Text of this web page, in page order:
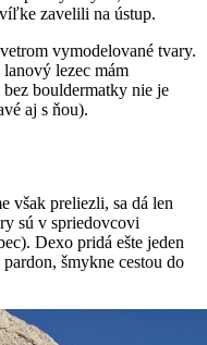
zavelili na ústup.
vymodelované tvary.
lezec mám
bouldermatky nie je
aj s ňou).
však preliezli, sa dá len
sú v spriedovcovi
Dexo pridá ešte jeden
šmykne cestou do